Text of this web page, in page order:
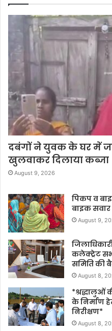
दबंगों ने युवक के घर में
खुलवाकर दिलाया कब्जा
August 9, 2026
पिकप व
बाइक सवार
August 9,
कलेक्ट्रेट
समिति की
August 8,
*श्रद्धालुओं
के निर्माण
निरीक्षण*
August 8,